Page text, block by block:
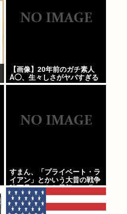
【画像】20年前のガチ素人
Å◯、生々しさがヤバすぎる
すまん、「プライベート・ラ
イアン」とかいう大昔の戦争
映画見てみたら最初の30分で
地獄なんだが…これずっと続
く感じ？